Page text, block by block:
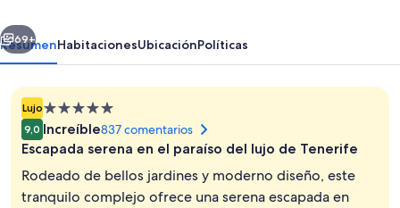
–
Hyatt
Inclusive
Collection
Siguiente
69+
ResumenHabitacionesUbicaciónPolíticas
LujoAlojamiento
de
5.0 estrellas
9,0 Increíble837 comentarios
Escapada serena en el paraíso del lujo de Tenerife
Rodeado de bellos jardines y moderno diseño, este
tranquilo complejo ofrece una serena escapada en